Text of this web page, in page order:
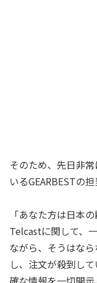
そのため、先日非
いるGEARBESTの
「あなた方は日本
Telcastに関して、
ながら、そうはな
し、注文が殺到し